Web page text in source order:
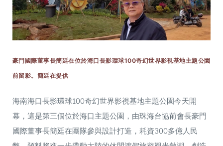
豪門國際董事長簡廷在位於海口長影環球100奇幻世界影視基地主題公園
前留影。簡廷在提供
海南海口長影環球100奇幻世界影視基地主題公園今天開
幕，這是第三個位於海口主題公園，由珠海台協前會長豪門
國際董事長簡廷在團隊參與設計打造，耗資300多億人民